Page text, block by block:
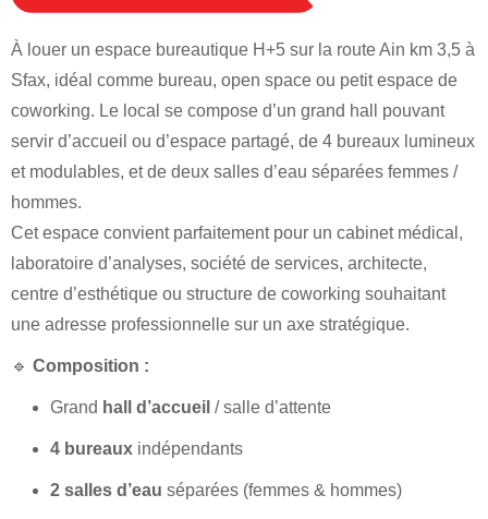
À louer un espace bureautique H+5 sur la route Ain km 3,5 à
Sfax, idéal comme bureau, open space ou petit espace de
coworking. Le local se compose d’un grand hall pouvant
servir d’accueil ou d’espace partagé, de 4 bureaux lumineux
et modulables, et de deux salles d’eau séparées femmes /
hommes.
Cet espace convient parfaitement pour un cabinet médical,
laboratoire d’analyses, société de services, architecte,
centre d’esthétique ou structure de coworking souhaitant
une adresse professionnelle sur un axe stratégique.
🔹 Composition :
Grand hall d’accueil / salle d’attente
4 bureaux indépendants
2 salles d’eau séparées (femmes & hommes)